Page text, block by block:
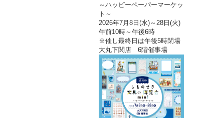
～ハッピーペーパーマーケッ
ト～
2026年7月8日(水)～28日(火)
午前10時～午後6時
※催し最終日は午後5時閉場
大丸下関店 6階催事場